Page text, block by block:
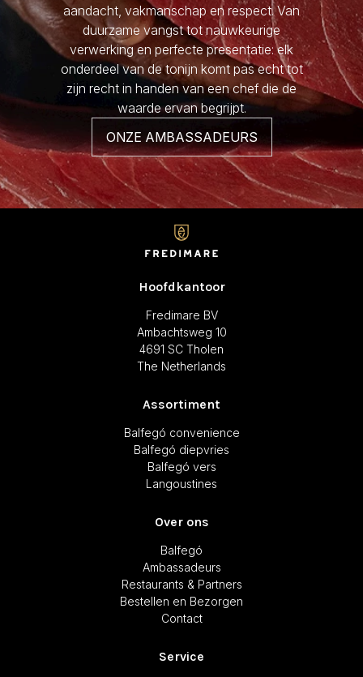
aandacht, vakmanschap en respect. Van
duurzame vangst tot nauwkeurige
verwerking en perfecte presentatie: elk
onderdeel van de tonijn komt pas echt tot
zijn recht in handen van een chef die de
waarde ervan begrijpt.
ONZE AMBASSADEURS
Hoofdkantoor
Fredimare BV
Ambachtsweg 10
4691 SC Tholen
The Netherlands
Assortiment
Balfegó convenience
Balfegó diepvries
Balfegó vers
Langoustines
Over ons
Balfegó
Ambassadeurs
Restaurants & Partners
Bestellen en Bezorgen
Contact
Service